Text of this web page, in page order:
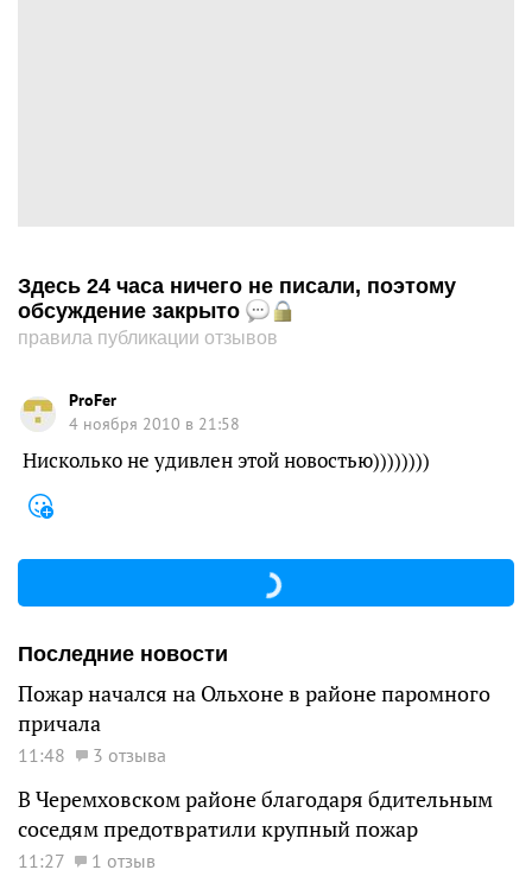
Здесь 24 часа ничего не писали, поэтому
обсуждение закрыто
правила публикации отзывов
ProFer
4 ноября 2010 в 21:58
Нисколько не удивлен этой новостью))))))))
Последние новости
Пожар начался на Ольхоне в районе паромного
причала
11:48 3 отзыва
В Черемховском районе благодаря бдительным
соседям предотвратили крупный пожар
11:27 1 отзыв